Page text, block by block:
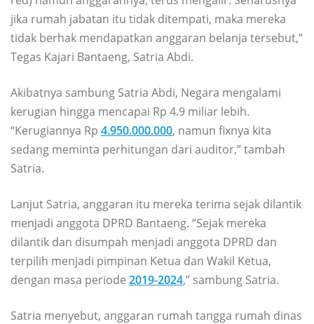
jika rumah jabatan itu tidak ditempati, maka mereka
tidak berhak mendapatkan anggaran belanja tersebut,”
Tegas Kajari Bantaeng, Satria Abdi.
Akibatnya sambung Satria Abdi, Negara mengalami
kerugian hingga mencapai Rp 4.9 miliar lebih.
“Kerugiannya Rp 4.950.000.000, namun fixnya kita
sedang meminta perhitungan dari auditor,” tambah
Satria.
Lanjut Satria, anggaran itu mereka terima sejak dilantik
menjadi anggota DPRD Bantaeng. “Sejak mereka
dilantik dan disumpah menjadi anggota DPRD dan
terpilih menjadi pimpinan Ketua dan Wakil Ketua,
dengan masa periode 2019-2024,” sambung Satria.
Satria menyebut, anggaran rumah tangga rumah dinas